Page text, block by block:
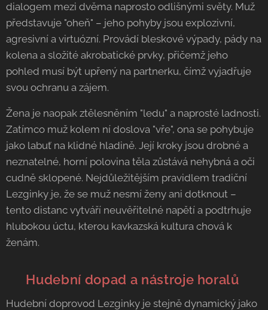
dialogem mezi dvěma naprosto odlišnými světy. Muž
představuje "oheň" – jeho pohyby jsou explozivní,
agresivní a virtuózní. Provádí bleskové výpady, pády na
kolena a složité akrobatické prvky, přičemž jeho
pohled musí být upřený na partnerku, čímž vyjadřuje
svou ochranu a zájem.
Žena je naopak ztělesněním "ledu" a naprosté ladnosti.
Zatímco muž kolem ní doslova "vře", ona se pohybuje
jako labuť na klidné hladině. Její kroky jsou drobné a
neznatelné, horní polovina těla zůstává nehybná a oči
cudně sklopené. Nejdůležitějším pravidlem tradiční
Lezginky je, že se muž nesmí ženy ani dotknout –
tento distanc vytváří neuvěřitelné napětí a podtrhuje
hlubokou úctu, kterou kavkazská kultura chová k
ženám.
🎻 Hudební dopad a nástroje horalů
Hudební doprovod Lezginky je stejně dynamický jako